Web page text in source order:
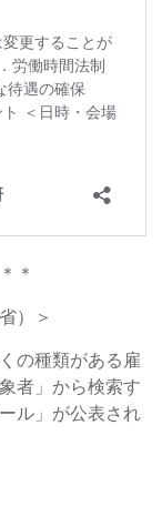
＊
）＞
の種類がある雇
者」から検索す
ル」が公表され